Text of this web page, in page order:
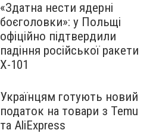
«Здатна нести ядерні
боєголовки»: у Польщі
офіційно підтвердили
падіння російської ракети
Х-101
Українцям готують новий
податок на товари з Temu
та AliExpress